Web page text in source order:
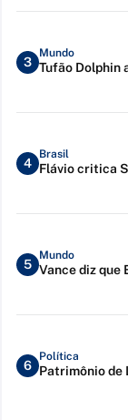
3
Mundo
Tufão Dolphin
4
Brasil
Flávio critica
5
Mundo
Vance diz que
6
Política
Patrimônio de